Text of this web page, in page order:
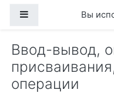
Боковая панель
Вы
Ввод-вывод,
операции